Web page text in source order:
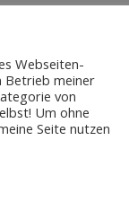
Webseiten-
Betrieb meiner
von
Um ohne
Seite nutzen